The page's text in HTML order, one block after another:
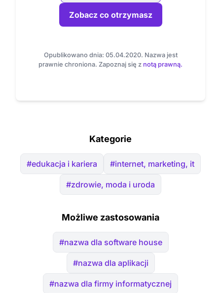
Zobacz co otrzymasz
Opublikowano dnia: 05.04.2020. Nazwa jest
prawnie chroniona. Zapoznaj się z notą prawną.
Kategorie
#edukacja i kariera #internet, marketing, it
#zdrowie, moda i uroda
Możliwe zastosowania
#nazwa dla software house
#nazwa dla aplikacji
#nazwa dla firmy informatycznej